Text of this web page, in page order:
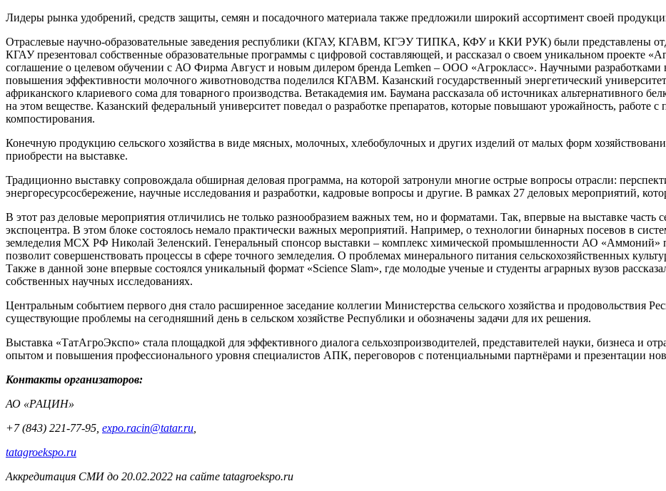
Лидеры рынка удобрений, средств защиты, семян и посадочного материала также предложили широкий ассортимент своей
Отраслевые научно-образовательные заведения республики (КГАУ, КГАВМ, КГЭУ ТИПКА, КФУ и ККИ РУК) были представлены
КГАУ презентовал собственные образовательные программы с цифровой составляющей, и рассказал о своем уникальном проекте
соглашение о целевом обучении с АО Фирма Август и новым дилером бренда Lemken – ООО «Агрокласс». Научными разработками
повышения эффективности молочного животноводства поделился КГАВМ. Казанский государственный энергетический
африканского клариевого сома для товарного производства. Ветакадемия им. Баумана рассказала об источниках альтернативного
на этом веществе. Казанский федеральный университет поведал о разработке препаратов, которые повышают урожайность, работе
компостирования.
Конечную продукцию сельского хозяйства в виде мясных, молочных, хлебобулочных и других изделий от малых форм
приобрести на выставке.
Традиционно выставку сопровождала обширная деловая программа, на которой затронули многие острые вопросы отрасли:
энергоресурсосбережение, научные исследования и разработки, кадровые вопросы и другие. В рамках 27 деловых мероприятий,
В этот раз деловые мероприятия отличились не только разнообразием важных тем, но и форматами. Так, впервые на выставке
экспоцентра. В этом блоке состоялось немало практически важных мероприятий. Например, о технологии бинарных посевов в
земледелия МСХ РФ Николай Зеленский. Генеральный спонсор выставки – комплекс химической промышленности АО «Аммоний»
позволит совершенствовать процессы в сфере точного земледелия. О проблемах минерального питания сельскохозяйственных
Также в данной зоне впервые состоялся уникальный формат «Science Slam», где молодые ученые и студенты аграрных вузов
собственных научных исследованиях.
Центральным событием первого дня стало расширенное заседание коллегии Министерства сельского хозяйства и продовольствия
существующие проблемы на сегодняшний день в сельском хозяйстве Республики и обозначены задачи для их решения.
Выставка «ТатАгроЭкспо» стала площадкой для эффективного диалога сельхозпроизводителей, представителей науки, бизнеса и
опытом и повышения профессионального уровня специалистов АПК, переговоров с потенциальными партнёрами и презентации
Контакты организаторов:
АО «РАЦИН»
+7 (843) 221-77-95, expo.racin@tatar.ru
tatagroekspo.ru
Аккредитация СМИ до 20.02.2022 на сайте tatagroekspo.ru